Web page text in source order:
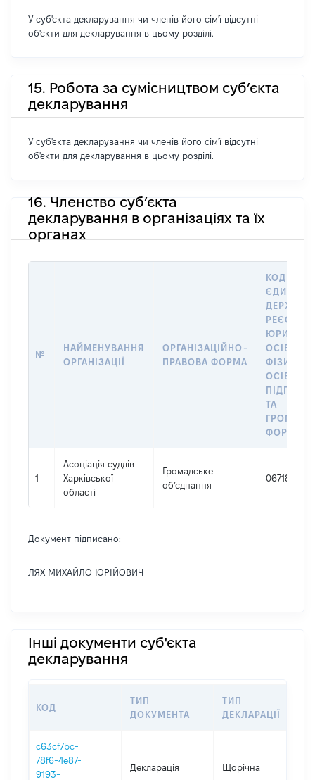
У суб'єкта декларування чи членів його сім'ї відсутні
об'єкти для декларування в цьому розділі.
15. Робота за сумісництвом суб’єкта
декларування
У суб'єкта декларування чи членів його сім'ї відсутні
об'єкти для декларування в цьому розділі.
16. Членство суб’єкта
декларування в організаціях та їх
органах
№
НАЙМЕНУВАННЯ
ОРГАНІЗАЦІЇ
ОРГАНІЗАЦІЙНО-
ПРАВОВА ФОРМА
КОД В
РЕЄСТРІ
ОСІБ,
ОСІБ –
ТА
1
Асоціація суддів
Харківської
області
Громадське
об’єднання
06718508
Документ підписано:
ЛЯХ МИХАЙЛО ЮРІЙОВИЧ
Інші документи суб'єкта
декларування
КОД
ТИП
ДОКУМЕНТА
ТИП
ДЕКЛАРАЦІЇ
c63cf7bc-
78f6-4e87-
9193-
Декларація Щорічна